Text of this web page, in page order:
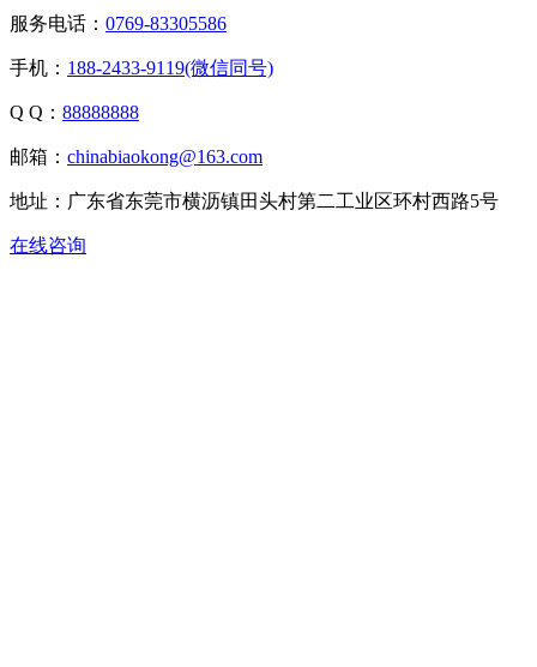
服务电话： 0769-83305586
手机： 188-2433-9119(微信同号)
Q Q： 88888888
邮箱： chinabiaokong@163.com
地址：广东省东莞市横沥镇田头村第二工业区环村西路5号
在线咨询